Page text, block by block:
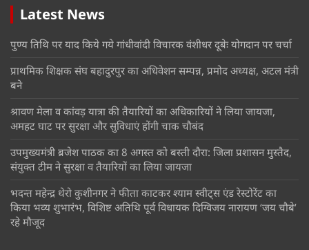
Latest News
पुण्य तिथि पर याद किये गये गांधीवांदी विचारक वंशीधर दूबेः योगदान पर चर्चा
प्राथमिक शिक्षक संघ बहादुरपुर का अधिवेशन सम्पन्न, प्रमोद अध्यक्ष, अटल मंत्री
बने
श्रावण मेला व कांवड़ यात्रा की तैयारियों का अधिकारियों ने लिया जायजा,
अमहट घाट पर सुरक्षा और सुविधाएं होंगी चाक चौबंद
उपमुख्यमंत्री ब्रजेश पाठक का 8 अगस्त को बस्ती दौरा: जिला प्रशासन मुस्तैद,
संयुक्त टीम ने सुरक्षा व तैयारियों का लिया जायजा
भदन्त महेन्द्र थेरो कुशीनगर ने फीता काटकर श्याम स्वीट्स एंड रेस्टोरेंट का
किया भव्य शुभारंभ, विशिष्ट अतिथि पूर्व विधायक दिग्विजय नारायण ‘जय चौबे’
रहे मौजूद